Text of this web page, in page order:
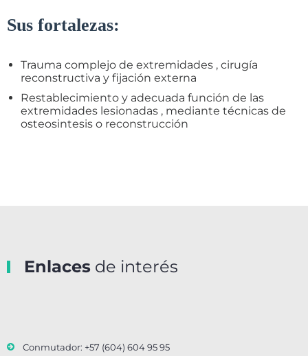
Sus fortalezas:
Trauma complejo de extremidades , cirugía
reconstructiva y fijación externa
Restablecimiento y adecuada función de las
extremidades lesionadas , mediante técnicas de
osteosintesis o reconstrucción
Enlaces de interés
Conmutador: +57 (604) 604 95 95